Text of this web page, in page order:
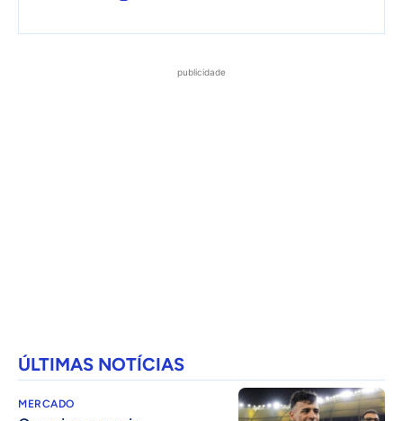
publicidade
ÚLTIMAS NOTÍCIAS
MERCADO